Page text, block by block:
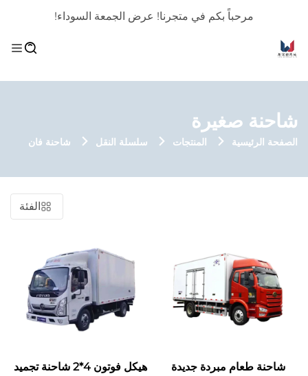
مرحباً بكم في متجرنا! عرض الجمعة السوداء!
شاحنة صغيرة
الصفحة الرئيسية المنتجات سلسلة النقل شاحنة فان
الفئة
شاحنة طعام مبردة جديدة
هيكل فوتون 4*2 شاحنة تجميد